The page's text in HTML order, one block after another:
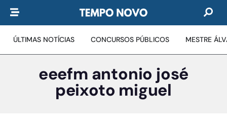
ÚLTIMAS NOTÍCIAS CONCURSOS PÚBLICOS MESTRE
eeefm antonio josé
peixoto miguel